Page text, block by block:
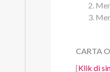
CARTA
[Klik di